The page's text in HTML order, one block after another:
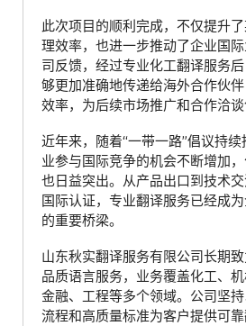
此次项目的顺利完成，不仅提升
理效率，也进一步推动了企业国
司反馈，经过专业化工翻译服务
够更加准确地传递给海外合作伙
效率，为后续市场推广和合作洽谈
近年来，随着“一带一路”倡议持
业参与国际竞争的机会不断增加
也日益突出。从产品出口到技术
国际认证，专业翻译服务已经成
的重要桥梁。
山东秋实翻译服务有限公司长期
品质语言服务，业务覆盖化工、机
金融、工程等多个领域。公司坚
流程和高质量标准为客户提供可